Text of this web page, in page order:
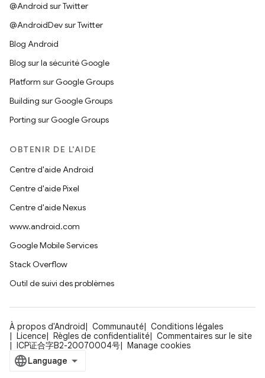
@Android sur Twitter
@AndroidDev sur Twitter
Blog Android
Blog sur la sécurité Google
Platform sur Google Groups
Building sur Google Groups
Porting sur Google Groups
OBTENIR DE L'AIDE
Centre d'aide Android
Centre d'aide Pixel
Centre d'aide Nexus
www.android.com
Google Mobile Services
Stack Overflow
Outil de suivi des problèmes
À propos d'Android Communauté
Conditions légales
Licence
Règles de confidentialité
Commentaires sur le site
ICP证合字B2-20070004号
Manage cookies